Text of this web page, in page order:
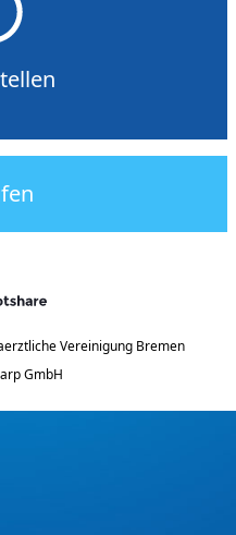
Vereinigung Bremen
GmbH